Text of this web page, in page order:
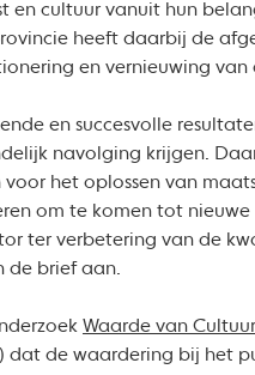
en cultuur vanuit hun
heeft daarbij de
en vernieuwing van
en succesvolle
navolging krijgen.
voor het oplossen van
om te komen tot
ter verbetering van de
de brief aan.
Waarde van Cultuur
dat de waardering bij het